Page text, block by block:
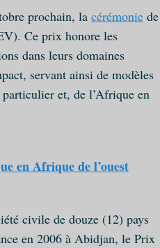
prochain, lacérémonie de
Ce prix honore les
dans leurs domaines
servant ainsi de modèles
et, de l’Afrique en
en Afrique de l’ouest
civile de douze (12) pays
en 2006 à Abidjan, le Prix